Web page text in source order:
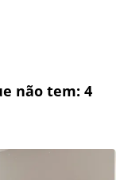
não tem: 4